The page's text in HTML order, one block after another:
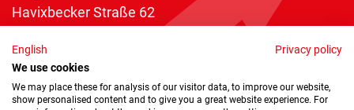
Havixbecker Straße 62
Telefon:+49 2534 970 216
Telefax: +49 2534 970 116
English
Privacy policy
We use cookies
We may place these for analysis of our visitor data, to improve our website,
show personalised content and to give you a great website experience. For